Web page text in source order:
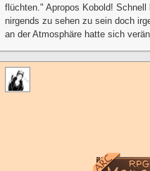
flüchten." Apropos Kobold!
nirgends zu sehen zu sein doch
an der Atmosphäre hatte sich